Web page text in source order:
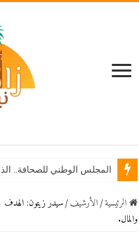
استنفار
الرئيسية / اﻷرشيف / سيدر زيتون: الهدف
والمال.